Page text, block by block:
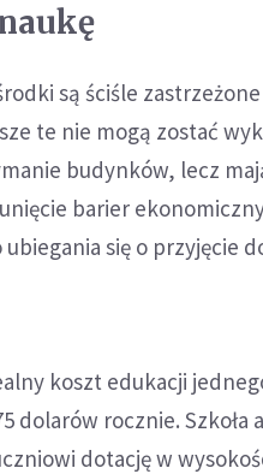
są ściśle
te nie mogą zostać
budynków, lecz
barier
się o przyjęcie
koszt edukacji
dolarów rocznie.
dotację w